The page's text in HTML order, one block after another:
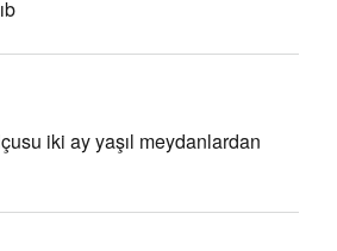
iki ay yaşıl meydanlardan